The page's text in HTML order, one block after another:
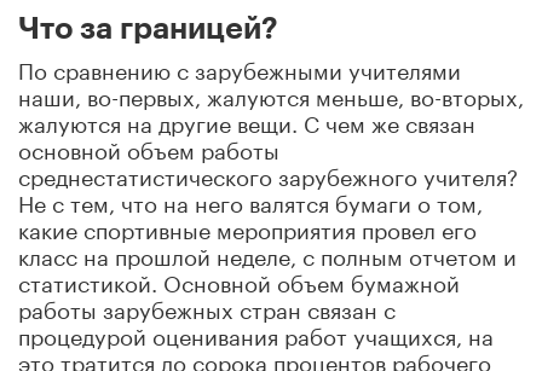
Что за границей?
По сравнению с зарубежными учителями
наши, во-первых, жалуются меньше, во-вторых,
жалуются на другие вещи. С чем же связан
основной объем работы
среднестатистического зарубежного учителя?
Не с тем, что на него валятся бумаги о том,
какие спортивные мероприятия провел его
класс на прошлой неделе, с полным отчетом и
статистикой. Основной объем бумажной
работы зарубежных стран связан с
процедурой оценивания работ учащихся, на
это тратится до сорока процентов рабочего